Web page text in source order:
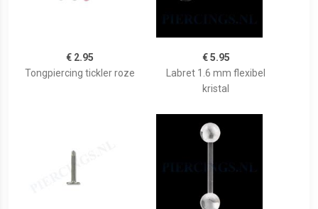
€ 2.95
Tongpiercing tickler roze
€ 5.95
Labret 1.6 mm flexibel
kristal